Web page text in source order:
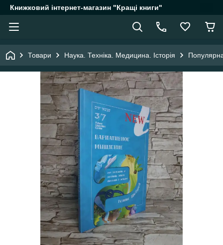
Книжковий інтернет-магазин "Кращі книги"
Товари Наука. Техніка. Медицина. Історія